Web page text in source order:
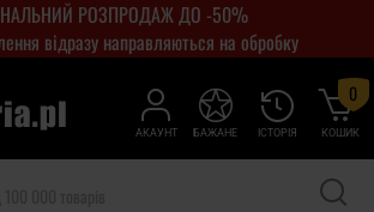
РОЗПРОДАЖ ДО -50%
відразу направляються на обробку
АКАУНТ ІСТОРІЯ
БАЖАНЕ КОШИК
0